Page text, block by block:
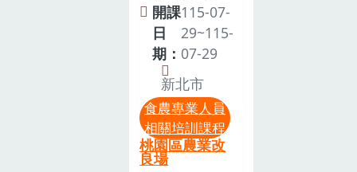
業人員」認證
資格。(二)全
程參與本次培
訓即可取得
「相關培訓課
程」時數8小
時證明。(三)
執行或主辦食
日 (星期五)，
計2天 。2. 地
點： 花蓮區農
業改良場農業
推廣訓練中心
一樓教室 (花
蓮縣吉安鄉吉
安路二段150
域，發展符合
各校特色及需
求的學生教學
方案。本場為
協助校園規劃
食農場域管理
應用，提高學
校在農業教育
開課
日
期：
115-07-
29~115-
07-29
新北市
食農專業人員
相關培訓課程
桃園區農業改
良場